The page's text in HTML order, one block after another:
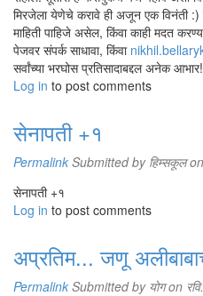
मिरजेला येणेचे करावे ही अजून एक विनंती
माहिती पाहिजे असेल, किंवा काही मदत
पेजवर संपर्क साधावा, किंवा
सर्वांच्या भरघोस प्रतिसादाबद्दल अनेक
Log in to post comments
सेनापती +१
Permalink Submitted by हिम्सकूल
सेनापती +१
Log in to post comments
अप्रतिम... जणू
Permalink Submitted by योगon